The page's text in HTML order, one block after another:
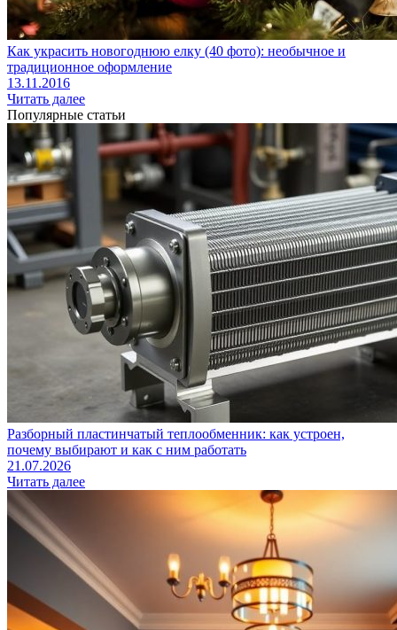
Как украсить новогоднюю елку (40 фото): необычное и
традиционное оформление
13.11.2016
Читать далее
Популярные статьи
Разборный пластинчатый теплообменник: как устроен,
почему выбирают и как с ним работать
21.07.2026
Читать далее